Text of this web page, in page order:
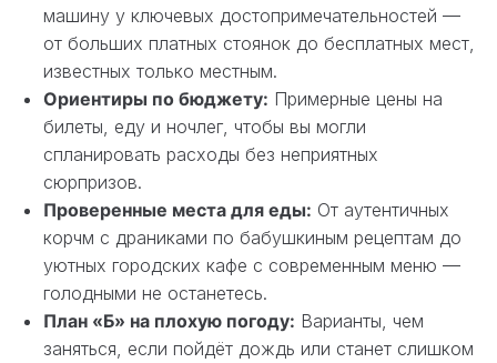
машину у ключевых достопримечательностей —
от больших платных стоянок до бесплатных мест,
известных только местным.
Ориентиры по бюджету: Примерные цены на
билеты, еду и ночлег, чтобы вы могли
спланировать расходы без неприятных
сюрпризов.
Проверенные места для еды: От аутентичных
корчм с драниками по бабушкиным рецептам до
уютных городских кафе с современным меню —
голодными не останетесь.
План «Б» на плохую погоду: Варианты, чем
заняться, если пойдёт дождь или станет слишком